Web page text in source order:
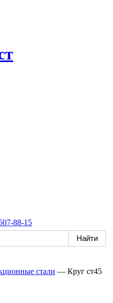
88-15
стали — Круг ст45